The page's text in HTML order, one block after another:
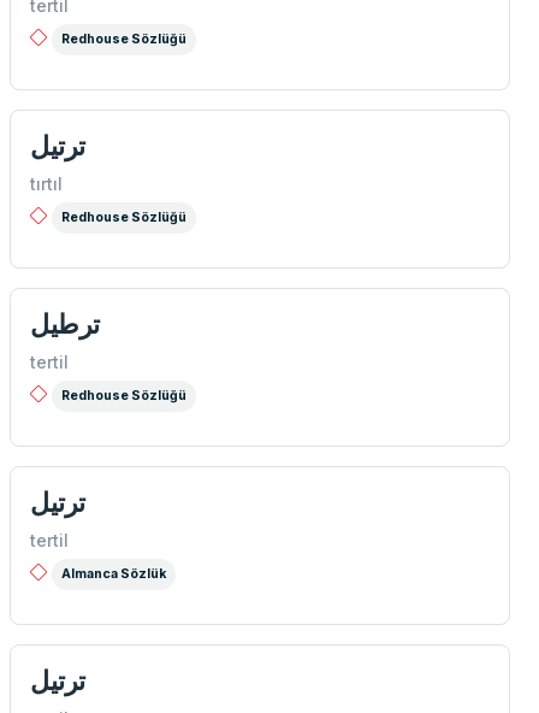
tertil
Redhouse Sözlüğü
ترتيل
tırtıl
Redhouse Sözlüğü
ترطيل
tertil
Redhouse Sözlüğü
ترتیل
tertil
Almanca Sözlük
ترتیل